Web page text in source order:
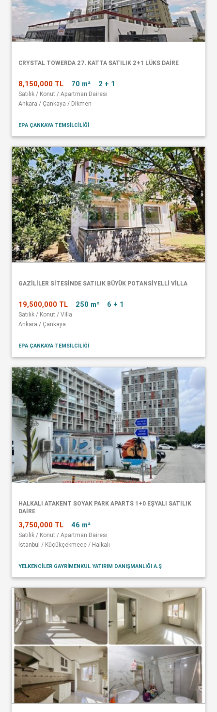
CRYSTAL TOWERDA 27. KATTA SATILIK 2+1 LÜKS DAİRE
8,150,000 TL 70 m² 2 + 1
Satılık / Konut / Apartman Dairesi
Ankara / Çankaya / Dikmen
EPA ÇANKAYA TEMSİLCİLİĞİ
GAZİLİLER SİTESİNDE SATILIK BÜYÜK POTANSİYELLİ VİLLA
19,500,000 TL 250 m² 6 + 1
Satılık / Konut / Villa
Ankara / Çankaya
EPA ÇANKAYA TEMSİLCİLİĞİ
HALKALI ATAKENT SOYAK PARK APARTS 1+0 EŞYALI SATILIK
DAİRE
3,750,000 TL 46 m²
Satılık / Konut / Apartman Dairesi
İstanbul / Küçükçekmece / Halkalı
YELKENCİLER GAYRİMENKUL YATIRIM DANIŞMANLIĞI A.Ş